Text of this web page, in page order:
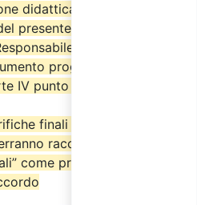
didattica e
presente corso è stato
del Progetto
progettuale” come
IV punto 2.6 del suddetto
finali di
raccolti nel “Verbale
come previsto dal punto